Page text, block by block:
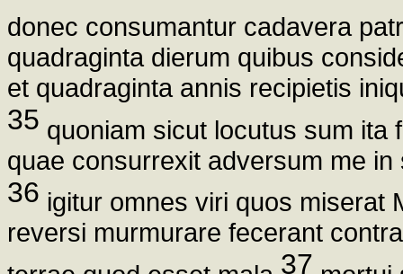
donec consumantur cadavera
quadraginta dierum quibus
et quadraginta annis recipietis
35 quoniam sicut locutus sum ita
quae consurrexit adversum me
36 igitur omnes viri quos miserat
reversi murmurare fecerant
37